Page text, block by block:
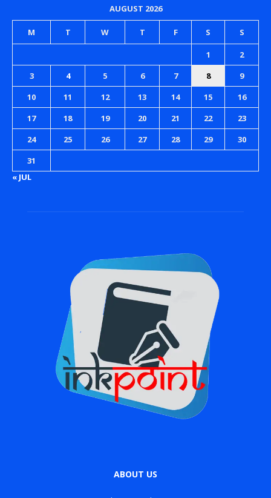
AUGUST 2026
M T W T F S S
1
2
3
4 5 6 7 8
9
10
11 12 13 14 15
16
17
18 19 20 21 22
23
24
25 26 27 28 29
30
31
« JUL
ABOUT US